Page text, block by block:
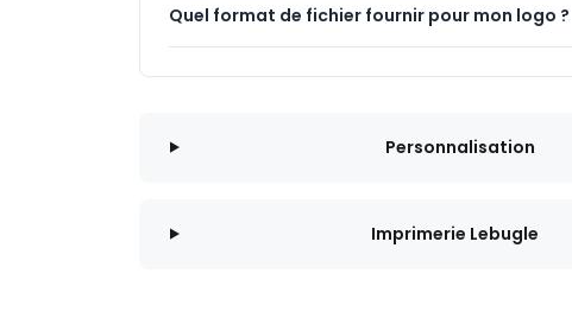
Quel format de fichier fournir pour mon logo ?
Personnalisation
Imprimerie Lebugle